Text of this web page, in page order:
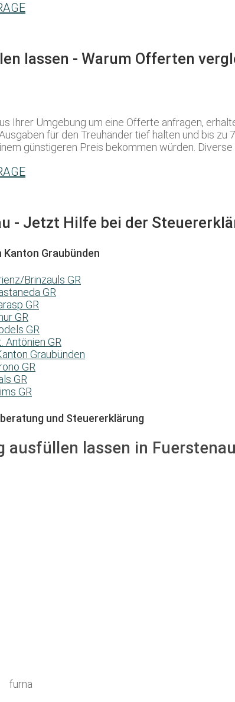
lassen - Warum Offerten
Ihrer Umgebung um eine Offerte anfragen,
für den Treuhänder tief halten und bis
günstigeren Preis bekommen würden.
- Jetzt Hilfe bei der
Graubünden
Brinzauls GR
GR
GR
GR
GR
Antönien GR
Graubünden
GR
GR
GR
und Steuererklärung
ausfüllen lassen in Fuerstenau
furna